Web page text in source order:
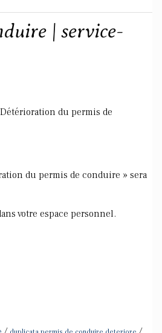
| service-
du permis de
du permis de conduire » sera
votre espace personnel.